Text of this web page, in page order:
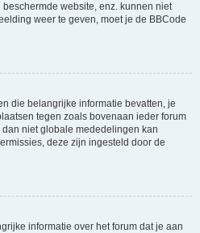
website, enz. kunnen niet
weer te geven, moet je de BBCode
die belangrijke informatie bevatten, je
tegen zoals bovenaan ieder forum
niet globale mededelingen kan
deze zijn ingesteld door de
informatie over het forum dat je aan